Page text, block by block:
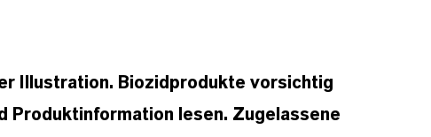
Illustration. Biozidprodukte vorsichtig
Produktinformation lesen. Zugelassene